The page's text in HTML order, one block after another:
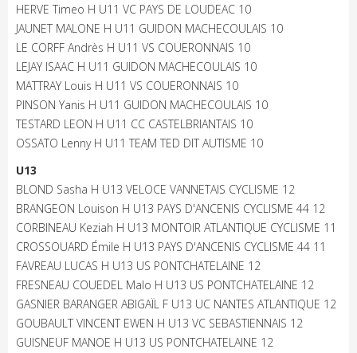
HERVE Timeo H U11 VC PAYS DE LOUDEAC 10
JAUNET MALONE H U11 GUIDON MACHECOULAIS 10
LE CORFF Andrès H U11 VS COUERONNAIS 10
LEJAY ISAAC H U11 GUIDON MACHECOULAIS 10
MATTRAY Louis H U11 VS COUERONNAIS 10
PINSON Yanis H U11 GUIDON MACHECOULAIS 10
TESTARD LEON H U11 CC CASTELBRIANTAIS 10
OSSATO Lenny H U11 TEAM TED DIT AUTISME 10
U13
BLOND Sasha H U13 VELOCE VANNETAIS CYCLISME 12
BRANGEON Louison H U13 PAYS D'ANCENIS CYCLISME 44 12
CORBINEAU Keziah H U13 MONTOIR ATLANTIQUE CYCLISME 11
CROSSOUARD Émile H U13 PAYS D'ANCENIS CYCLISME 44 11
FAVREAU LUCAS H U13 US PONTCHATELAINE 12
FRESNEAU COUEDEL Malo H U13 US PONTCHATELAINE 12
GASNIER BARANGER ABIGAÏL F U13 UC NANTES ATLANTIQUE 12
GOUBAULT VINCENT EWEN H U13 VC SEBASTIENNAIS 12
GUISNEUF MANOE H U13 US PONTCHATELAINE 12